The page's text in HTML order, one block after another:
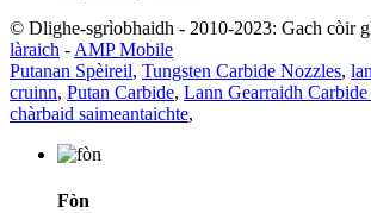
© Dlighe-sgrìobhaidh - 2010-2023: Gach còir
làraich - AMP Mobile
Putanan Spèireil, Tungsten Carbide Nozzles,
cruinn, Putan Carbide, Lann Gearraidh Carbide
chàrbaid saimeantaichte,
Fòn